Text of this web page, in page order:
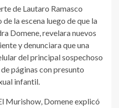
de Lautaro Ramasco
la escena luego de que la
Domene, revelara nuevos
y denunciara que una
del principal sospechoso
páginas con presunto
infantil.
Murishow, Domene explicó